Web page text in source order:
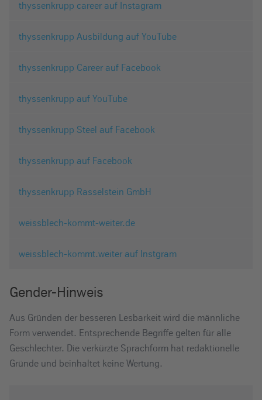
thyssenkrupp career auf Instagram
thyssenkrupp Ausbildung auf YouTube
thyssenkrupp Career auf Facebook
thyssenkrupp auf YouTube
thyssenkrupp Steel auf Facebook
thyssenkrupp auf Facebook
thyssenkrupp Rasselstein GmbH
weissblech-kommt-weiter.de
weissblech-kommt.weiter auf Instgram
Gender-Hinweis
Aus Gründen der besseren Lesbarkeit wird die männliche
Form verwendet. Entsprechende Begriffe gelten für alle
Geschlechter. Die verkürzte Sprachform hat redaktionelle
Gründe und beinhaltet keine Wertung.